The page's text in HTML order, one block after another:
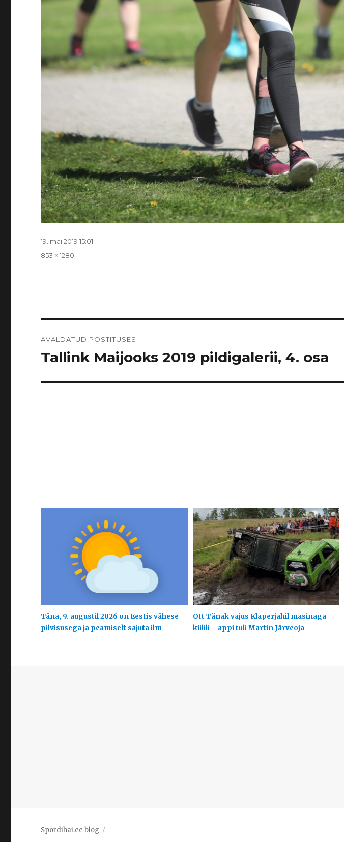
Postitatud
19. mai 2019 15:01
Täissuurus
853 × 1280
AVALDATUD POSTITUSES
Tallink Maijooks 2019 pildigalerii, 4. osa
Täna, 9. augustil 2026 on Eestis vähese
pilvisusega ja peamiselt sajuta ilm
Ott Tänak vajus Klaperjahil masinaga
külili – appi tuli Martin Järveoja
Spordihai.ee blog